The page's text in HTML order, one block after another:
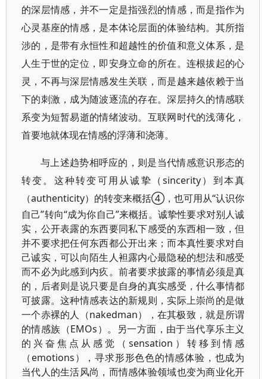
的深层情感，并不一定是指强烈的情感，而是指作为
心灵基座的情感，是本体论层面的体验结构。其所指
涉的，是带有永恒性和超越性的价值和意义体系，是
人生于世的定位，即安身立命的所在。连根拔起的心
灵，不再与深层情感发生关联，而是越来越依赖于当
下的刺激，成为随波逐流的存在。深层持久的情感联
系变为短暂易逝的情绪波动。互联网时代的浅薄化，
首要地就体现在情感的浮薄和浇薄。
与上述趋势相呼应的，则是当代情感意识形态的
转变。这种转变可用从诚挚（sincerity）到本真
（authenticity）的转变来概括④，也可用从“认识你
自己”转向“成为你自己”来概括。诚挚性要求对别人诚
实，公开表露的东西要同私下感受的东西相一致，但
并不要求把任何东西都公开出来；而本真性要求对自
己诚实，可以向陌生人袒露内心最隐秘的想法和感受
而不必为此感到内疚。前者要求披露的事情必须是真
的，后者则是说只要是自身的真实感受，什么事情都
可披露。这种情感表达的新规则，实际上崇尚的是做
一个赤裸的人 （nakedman），在其极致，就是所谓
的情感族（EMOs）。另一方面，由于当代享乐主义
的兴奋焦点从感觉（sensation）转移到情感
（emotions），寻求形形色色的情感体验，也成为
当代人的生活风尚，而情感体验领域也变为商业化开